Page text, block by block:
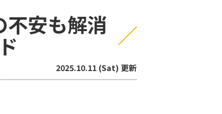
安も解消
2025.10.11 (Sat) 更新